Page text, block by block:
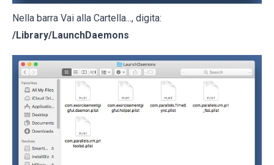
Nella barra Vai alla Cartella..., digita:
/Library/LaunchDaemons